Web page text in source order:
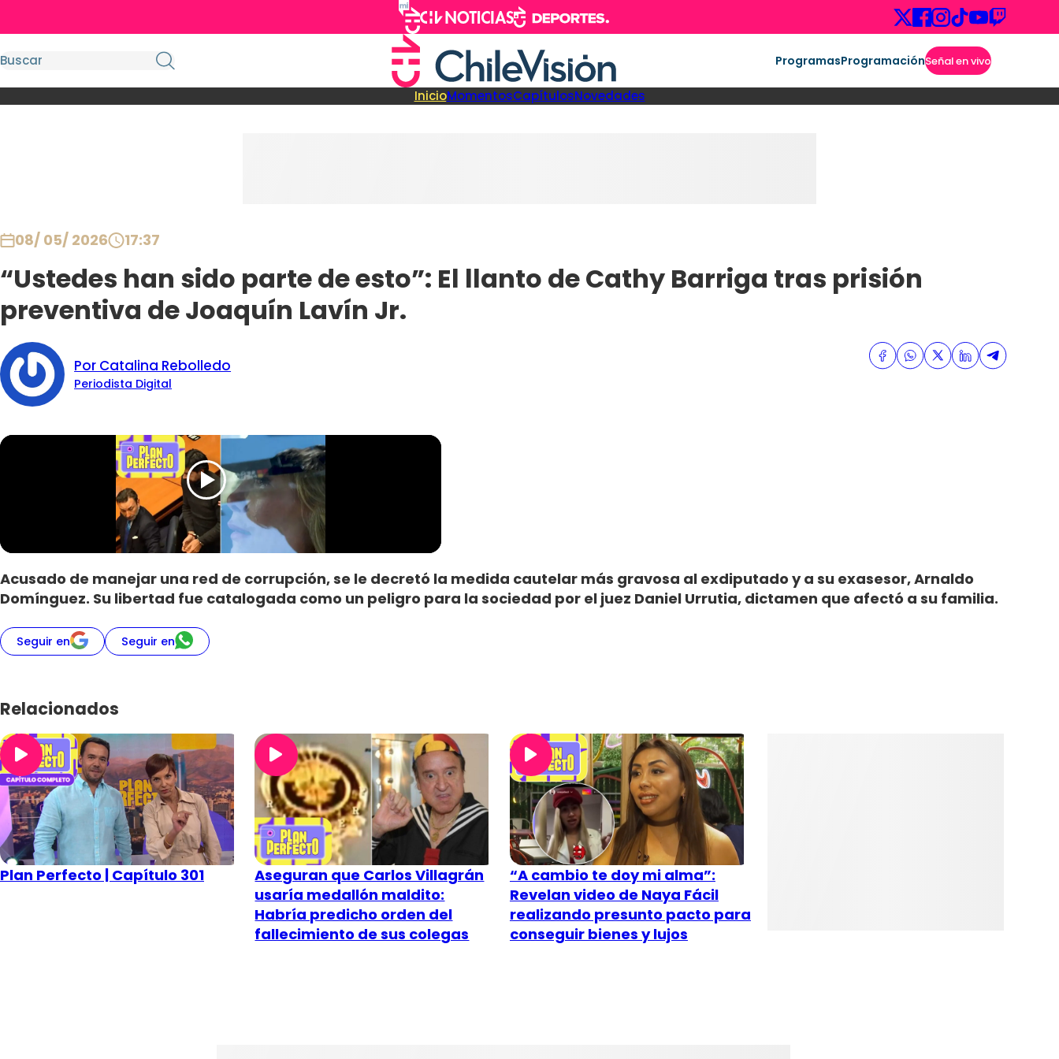
ProgramasProgramaciónSeñal en vivo
InicioMomentosCapítulosNovedades
08/ 05/ 2026 17:37
“Ustedes han sido parte de esto”: El llanto de Cathy Barriga tras prisión
preventiva de Joaquín Lavín Jr.
Por Catalina Rebolledo
Periodista Digital
Acusado de manejar una red de corrupción, se le decretó la medida cautelar más gravosa al exdiputado y a su exasesor, Arnaldo
Domínguez. Su libertad fue catalogada como un peligro para la sociedad por el juez Daniel Urrutia, dictamen que afectó a su familia.
Seguir en Seguir en
Relacionados
Plan Perfecto | Capítulo 301
Aseguran que Carlos Villagrán
usaría medallón maldito:
Habría predicho orden del
fallecimiento de sus colegas
“A cambio te doy mi alma”:
Revelan video de Naya Fácil
realizando presunto pacto para
conseguir bienes y lujos